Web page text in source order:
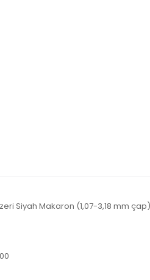
Siyah Makaron (1,07-3,18 mm